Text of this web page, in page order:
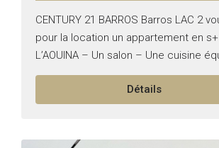
CENTURY 21 BARROS Barros LAC 2
pour la location un appartement en
L’AOUINA – Un salon – Une cuisine
chambres à coucher – Une...
Détails